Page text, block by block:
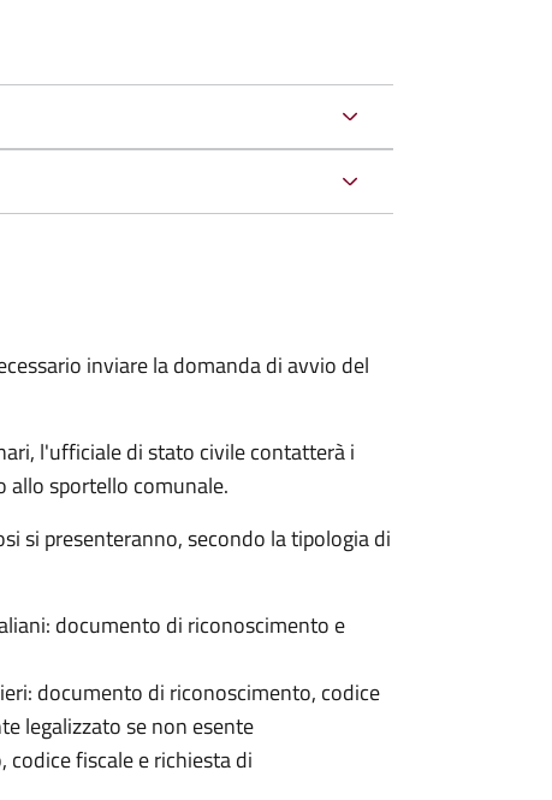
inviare la domanda di avvio del
l'ufficiale di stato civile contatterà i
allo sportello comunale.
si presenteranno, secondo la tipologia di
documento di riconoscimento e
documento di riconoscimento, codice
legalizzato se non esente
fiscale e richiesta di